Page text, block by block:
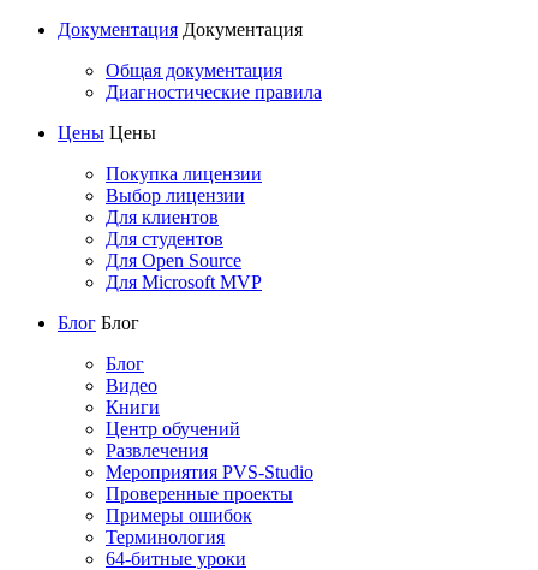
Документация Документация
Общая документация
Диагностические правила
Цены Цены
Покупка лицензии
Выбор лицензии
Для клиентов
Для студентов
Для Open Source
Для Microsoft MVP
Блог Блог
Блог
Видео
Книги
Центр обучений
Развлечения
Мероприятия PVS-Studio
Проверенные проекты
Примеры ошибок
Терминология
64-битные уроки